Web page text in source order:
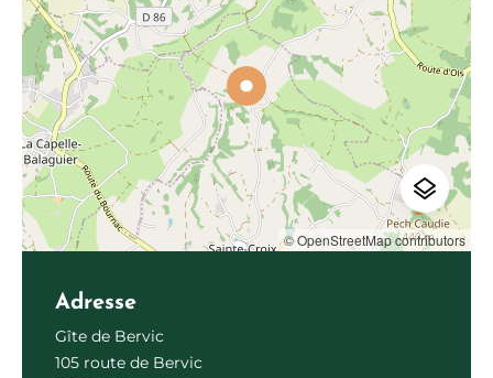
© OpenStreetMap contributors
Adresse
Gîte de Bervic
105 route de Bervic